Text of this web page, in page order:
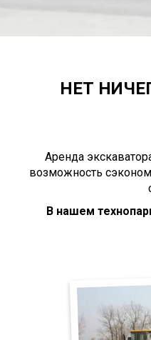
НЕТ
Аренда
возможность
В нашем